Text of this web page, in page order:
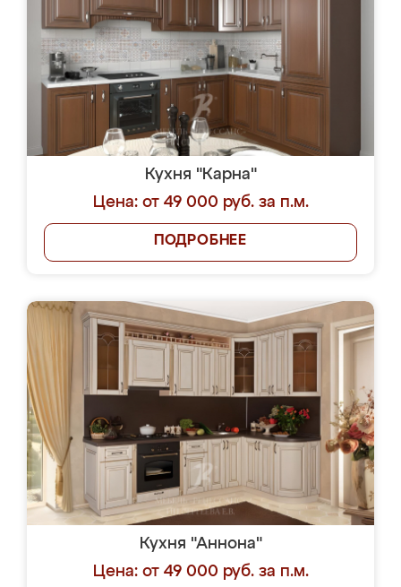
Кухня "Карна"
Цена: от 49 000 руб. за п.м.
ПОДРОБНЕЕ
Кухня "Аннона"
Цена: от 49 000 руб. за п.м.